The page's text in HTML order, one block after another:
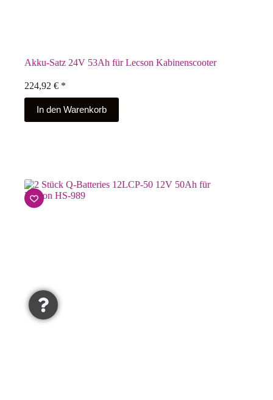
Akku-Satz 24V 53Ah für Lecson Kabinenscooter
224,92 € *
In den Warenkorb